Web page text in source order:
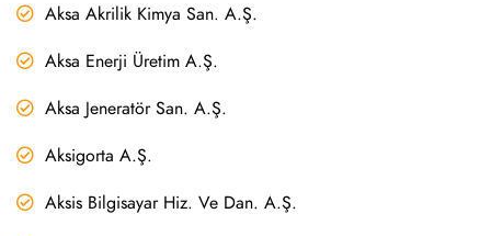
Aksa Akrilik Kimya San. A.Ş.
Aksa Enerji Üretim A.Ş.
Aksa Jeneratör San. A.Ş.
Aksigorta A.Ş.
Aksis Bilgisayar Hiz. Ve Dan. A.Ş.